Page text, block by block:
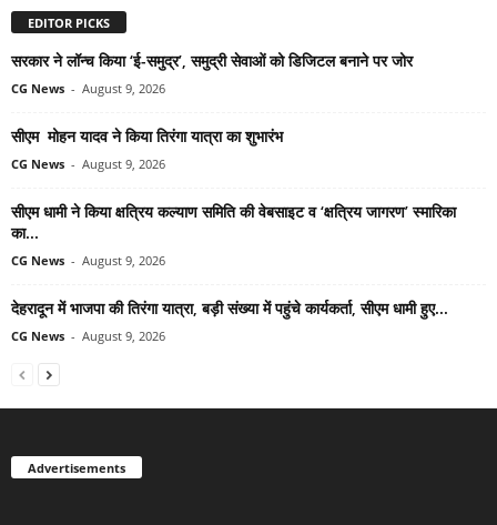
EDITOR PICKS
सरकार ने लॉन्च किया ‘ई-समुद्र’, समुद्री सेवाओं को डिजिटल बनाने पर जोर
CG News - August 9, 2026
सीएम मोहन यादव ने किया तिरंगा यात्रा का शुभारंभ
CG News - August 9, 2026
सीएम धामी ने किया क्षत्रिय कल्याण समिति की वेबसाइट व ‘क्षत्रिय जागरण’ स्मारिका
का...
CG News - August 9, 2026
देहरादून में भाजपा की तिरंगा यात्रा, बड़ी संख्या में पहुंचे कार्यकर्ता, सीएम धामी हुए...
CG News - August 9, 2026
Advertisements